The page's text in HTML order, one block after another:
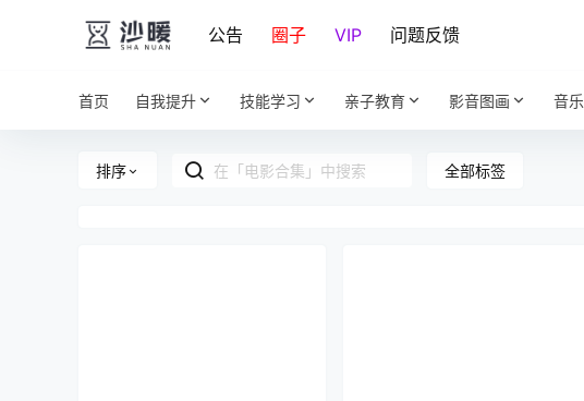
公告 圈子 VIP 问题反馈
首页 自我提升 技能学习 亲子教育 影音图画 音乐
排序 全部标签